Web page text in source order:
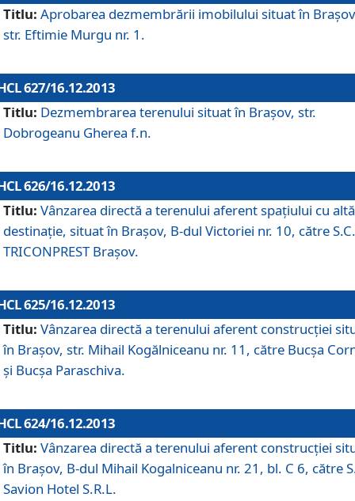
Titlu: Aprobarea dezmembrării imobilului situat în
str. Eftimie Murgu nr. 1.
627/16.12.2013
Titlu: Dezmembrarea terenului situat în Braşov, str.
Dobrogeanu Gherea f.n.
626/16.12.2013
Titlu: Vânzarea directă a terenului aferent spaţiului cu altă
destinaţie, situat în Braşov, B-dul Victoriei nr. 10, către S.C.
TRICONPREST Braşov.
625/16.12.2013
Titlu: Vânzarea directă a terenului aferent construcţiei
în Braşov, str. Mihail Kogălniceanu nr. 11, către Bucşa
şi Bucşa Paraschiva.
624/16.12.2013
Titlu: Vânzarea directă a terenului aferent construcţiei
în Braşov, B-dul Mihail Kogalniceanu nr. 21, bl. C 6, către
Savion Hotel S.R.L.